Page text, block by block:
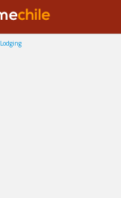
Lodging